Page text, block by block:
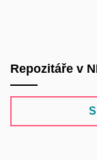
Repozitáře v